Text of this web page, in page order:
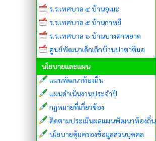
ร.ร.เทศบาล ๔ บ้านอุเมะ
ร.ร.เทศบาล ๕ บ้านกาหยี
ร.ร.เทศบาล ๖ บ้านบางตาหยาด
ศูนย์พัฒนาเด็กเล็กบ้านปาตาตีมอ
นโยบายและแผน
แผนพัฒนาท้องถิ่น
แผนดำเนินงานประจำปี
กฏหมายที่เกี่ยวข้อง
ติดตามประเมินผลแผนพัฒนาท้องถิ่น
นโยบายคุ้มครองข้อมูลส่วนบุคคล